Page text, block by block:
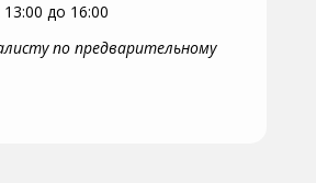
до 16:00
по предварительному